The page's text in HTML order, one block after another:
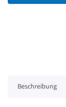
Beschreibung